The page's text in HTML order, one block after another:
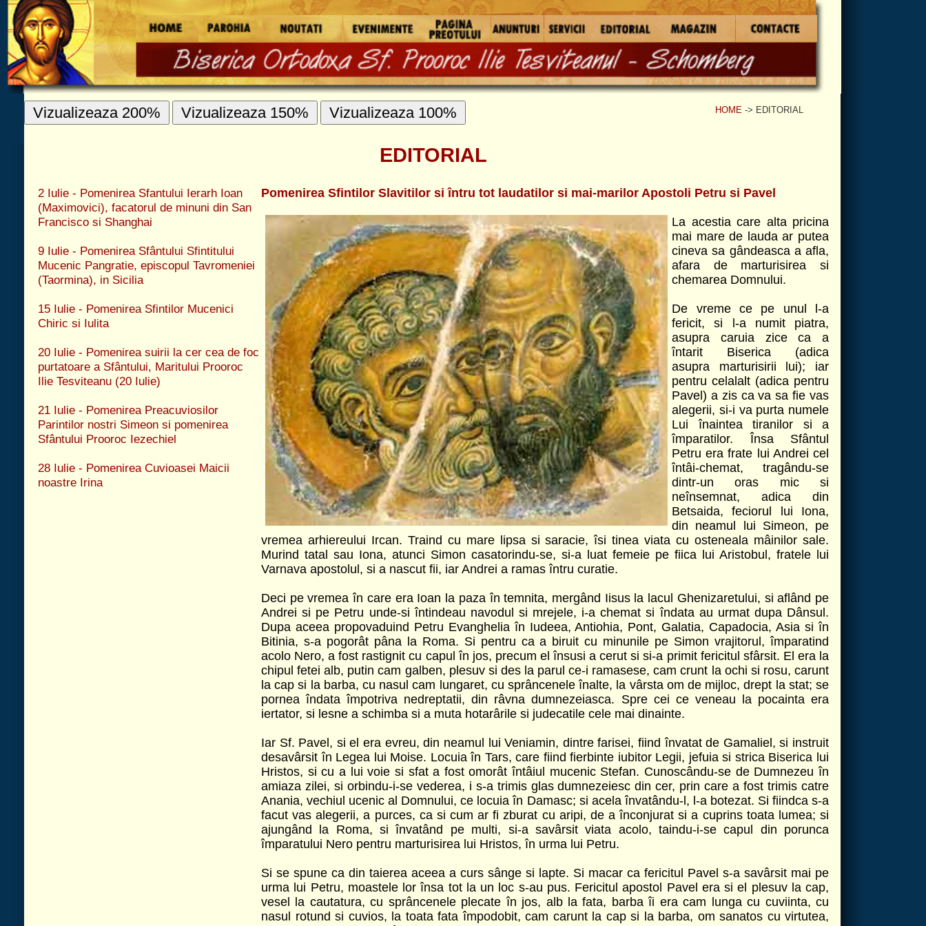
HOME-> EDITORIAL
Vizualizeaza 200% Vizualizeaza 150% Vizualizeaza 100%
EDITORIAL
2 Iulie - Pomenirea Sfantului Ierarh Ioan
15 Iulie - Pomenirea Sfintilor Mucenici
Chiric si Iulita
20 Iulie - Pomenirea suirii la cer cea de foc
purtatoare a Sfântului, Maritului Prooroc
21 Iulie - Pomenirea Preacuviosilor
Parintilor nostri Simeon si pomenirea
Sfântului Prooroc Iezechiel
28 Iulie - Pomenirea Cuvioasei Maicii
Pomenirea Sfintilor Slavitilor si întru tot laudatilor si mai-marilor Apostoli Petru si Pavel
cineva sa gândeasca a afla,
afara de marturisirea si
De vreme ce pe unul l-a
fericit, si l-a numit piatra,
întarit Biserica (adica
asupra marturisirii lui); iar
pentru celalalt (adica pentru
Pavel) a zis ca va sa fie vas
alegerii, si-i va purta numele
Lui înaintea tiranilor si a
împaratilor. Însa Sfântul
Petru era frate lui Andrei cel
întâi-chemat, tragându-se
dintr-un oras mic si
neînsemnat, adica din
Betsaida, feciorul lui Iona,
din neamul lui Simeon, pe
vremea arhiereului Ircan. Traind cu mare lipsa si saracie, îsi tinea viata cu osteneala mâinilor sale.
Murind tatal sau Iona, atunci Simon casatorindu-se, si-a luat femeie pe fiica lui Aristobul, fratele lui
Varnava apostolul, si a nascut fii, iar Andrei a ramas întru curatie.
Deci pe vremea în care era Ioan la paza în temnita, mergând Iisus la lacul Ghenizaretului, si aflând pe
Andrei si pe Petru unde-si întindeau navodul si mrejele, i-a chemat si îndata au urmat dupa Dânsul.
Dupa aceea propovaduind Petru Evanghelia în Iudeea, Antiohia, Pont, Galatia, Capadocia, Asia si în
Bitinia, s-a pogorât pâna la Roma. Si pentru ca a biruit cu minunile pe Simon vrajitorul, împaratind
acolo Nero, a fost rastignit cu capul în jos, precum el însusi a cerut si si-a primit fericitul sfârsit. El era la
chipul fetei alb, putin cam galben, plesuv si des la parul ce-i ramasese, cam crunt la ochi si rosu, carunt
la cap si la barba, cu nasul cam lungaret, cu sprâncenele înalte, la vârsta om de mijloc, drept la stat; se
pornea îndata împotriva nedreptatii, din râvna dumnezeiasca. Spre cei ce veneau la pocainta era
iertator, si lesne a schimba si a muta hotarârile si judecatile cele mai dinainte.
Iar Sf. Pavel, si el era evreu, din neamul lui Veniamin, dintre farisei, fiind învatat de Gamaliel, si instruit
desavârsit în Legea lui Moise. Locuia în Tars, care fiind fierbinte iubitor Legii, jefuia si strica Biserica lui
Hristos, si cu a lui voie si sfat a fost omorât întâiul mucenic Stefan. Cunoscându-se de Dumnezeu în
amiaza zilei, si orbindu-i-se vederea, i s-a trimis glas dumnezeiesc din cer, prin care a fost trimis catre
Anania, vechiul ucenic al Domnului, ce locuia în Damasc; si acela învatându-l, l-a botezat. Si fiindca s-a
facut vas alegerii, a purces, ca si cum ar fi zburat cu aripi, de a înconjurat si a cuprins toata lumea; si
ajungând la Roma, si învatând pe multi, si-a savârsit viata acolo, taindu-i-se capul din porunca
împaratului Nero pentru marturisirea lui Hristos, în urma lui Petru.
Si se spune ca din taierea aceea a curs sânge si lapte. Si macar ca fericitul Pavel s-a savârsit mai pe
urma lui Petru, moastele lor însa tot la un loc s-au pus. Fericitul apostol Pavel era si el plesuv la cap,
vesel la cautatura, cu sprâncenele plecate în jos, alb la fata, barba îi era cam lunga cu cuviinta, cu
nasul rotund si cuvios, la toata fata împodobit, cam carunt la cap si la barba, om sanatos cu virtutea,
putin cam scurt la trup, întelept, plin de daruri, cu cuviinta obiceiurilor sale si cu taria cuvintelor sale, si
de Duhul Sfânt si de dumnezeiescul har. Si se face praznuirea lor în biserica Sfintilor Apostoli cea
mare, si la Orfanotrofion, si în cinstita biserica a Sf. Apostol Petru ce este aproape de sfânta biserica
cea mare, si la toate cele de pe alocuri sfintele lui Dumnezeu biserici.
© 2026 Biserica Ortodoxa Sf. Prooroc Ilie Tesviteanul si Sf. Cuvioasa Parascheva din Schomberg, Ontario.